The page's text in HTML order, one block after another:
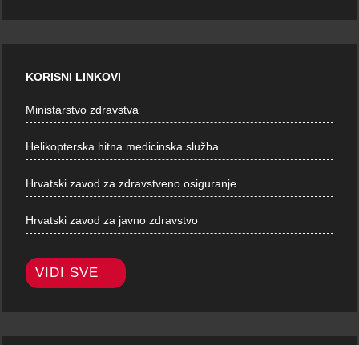
KORISNI LINKOVI
Ministarstvo zdravstva
Helikopterska hitna medicinska služba
Hrvatski zavod za zdravstveno osiguranje
Hrvatski zavod za javno zdravstvo
VIDI SVE